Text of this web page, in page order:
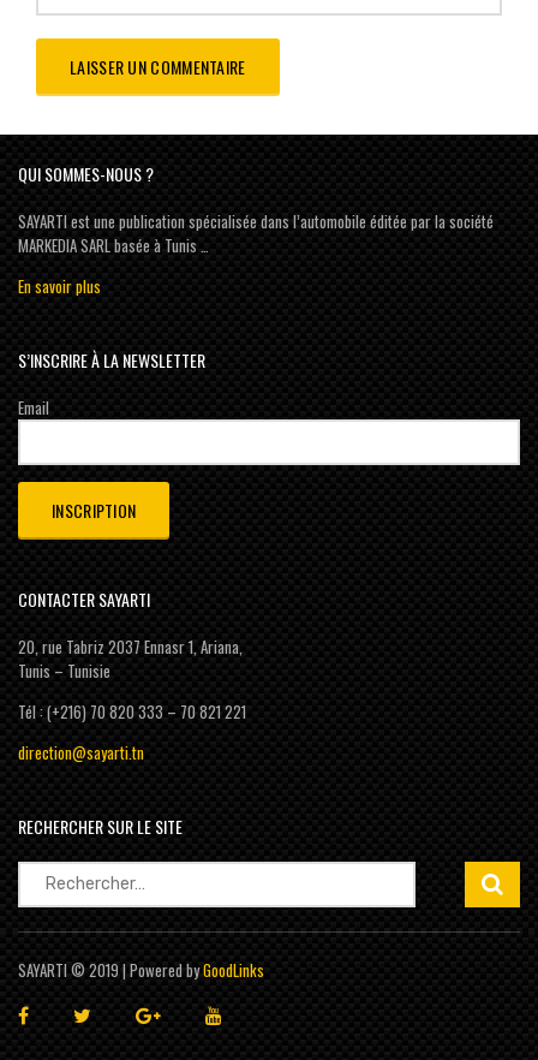
QUI SOMMES-NOUS ?
SAYARTI est une publication spécialisée dans l’automobile éditée par la société
MARKEDIA SARL basée à Tunis …
En savoir plus
S’INSCRIRE À LA NEWSLETTER
Email
CONTACTER SAYARTI
20, rue Tabriz 2037 Ennasr 1, Ariana,
Tunis – Tunisie
Tél : (+216) 70 820 333 – 70 821 221
direction@sayarti.tn
RECHERCHER SUR LE SITE
Rechercher :
SAYARTI © 2019 | Powered byGoodLinks